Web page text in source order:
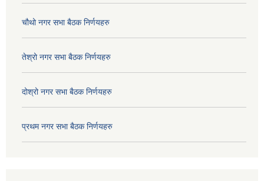
चौथो नगर सभा बैठक निर्णयहरु
तेश्रो नगर सभा बैठक निर्णयहरु
दोश्रो नगर सभा बैठक निर्णयहरु
प्रथम नगर सभा बैठक निर्णयहरु